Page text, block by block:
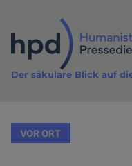
Inhalt
Der säkulare Blick auf
VOR ORT